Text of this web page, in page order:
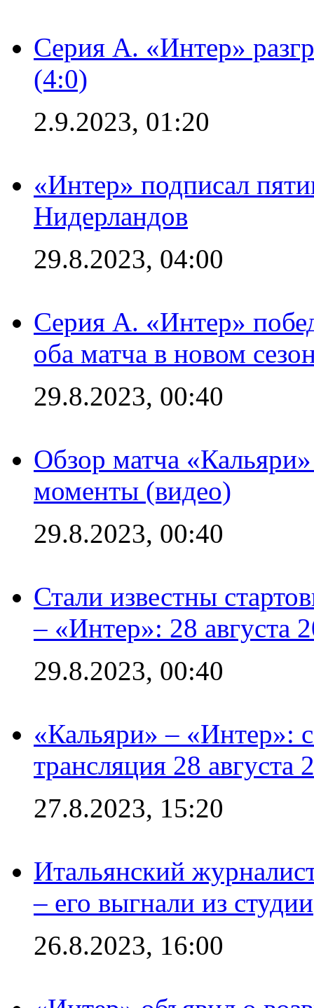
Серия А. «Интер»
(4:0)
2.9.2023, 01:20
«Интер» подписал
Нидерландов
29.8.2023, 04:00
Серия А. «Интер»
оба матча в новом
29.8.2023, 00:40
Обзор матча
моменты (видео)
29.8.2023, 00:40
Стали известны
– «Интер»: 28 августа
29.8.2023, 00:40
«Кальяри» – «Интер»:
трансляция 28 августа
27.8.2023, 15:20
Итальянский
– его выгнали из студии
26.8.2023, 16:00